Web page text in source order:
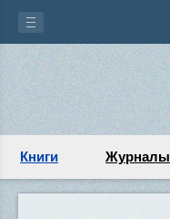
Книги Журналы